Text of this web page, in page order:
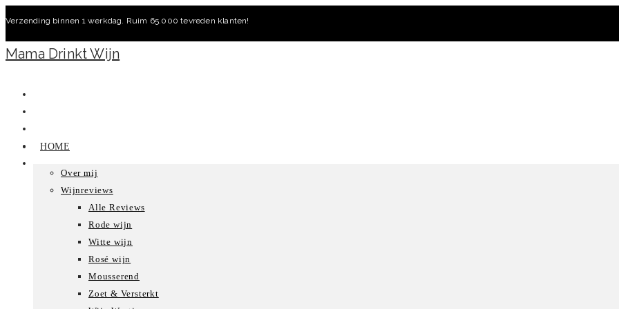
inhoud
Verzending binnen 1 werkdag. Ruim 65.000 tevreden klanten!
Mama Drinkt Wijn
HOME
Over mij
Wijnreviews
Alle Reviews
Rode wijn
Witte wijn
Rosé wijn
Mousserend
Zoet & Versterkt